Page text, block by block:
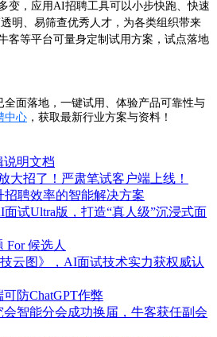
变，应用AI招聘工具可以小步快跑、快速
明、易筛查优秀人才，为各类组织带来
客等平台可量身定制试用方案，试点落地
全面落地，一键试用、体验产品可靠性与
中心 ，获取最新行业方案与资料！
说明文档
大招了！严肃笔试客户端上线！
聘效率的智能解决方案
试Ultra版，打造“真人级”沉浸式面
For 候选人
云图》，AI面试技术实力获权威认
防ChatGPT作弊
智能分会成功换届，牛客获任副会